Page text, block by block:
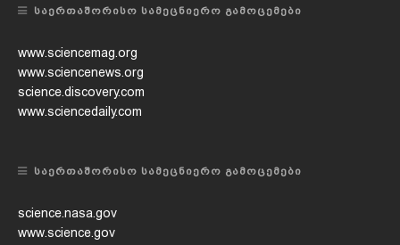
ᲡᲐᲔᲠᲗᲐᲨᲝᲠᲘᲡᲝ ᲡᲐᲛᲔᲪᲜᲘᲔᲠᲝ ᲒᲐᲛᲝᲪᲔᲛᲔᲑᲘ
www.sciencemag.org
www.sciencenews.org
science.discovery.com
www.sciencedaily.com
ᲡᲐᲔᲠᲗᲐᲨᲝᲠᲘᲡᲝ ᲡᲐᲛᲔᲪᲜᲘᲔᲠᲝ ᲒᲐᲛᲝᲪᲔᲛᲔᲑᲘ
science.nasa.gov
www.science.gov